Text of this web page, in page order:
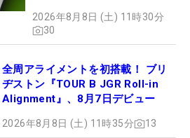
與語を含めても3人しかいな
を筆頭とするダイヤモンド世
咲希、菅楓華らタレントがそ
くさんいるのに、どうしてで
とは思います。でも、自分は
とは気になりません」。谷間
プロ初優勝。7日には「富士
ュー
2026年8月8日 (土) 11時30分
30
全周アライメントを初搭載！ ブリ
ヂストン『TOUR B JGR Roll-in
Alignment』、8月7日デビュー
2026年8月8日 (土) 11時35分 13